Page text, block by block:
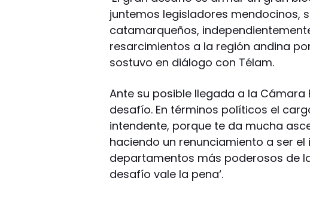
juntemos legisladores mendocinos,
catamarqueños,
resarcimientos a la región andina
sostuvo en diálogo con Télam.
Ante su posible llegada a la Cámara
desafío. En términos políticos el
intendente, porque te da mucha
haciendo un renunciamiento a ser
departamentos más poderosos de
desafío vale la pena‘.